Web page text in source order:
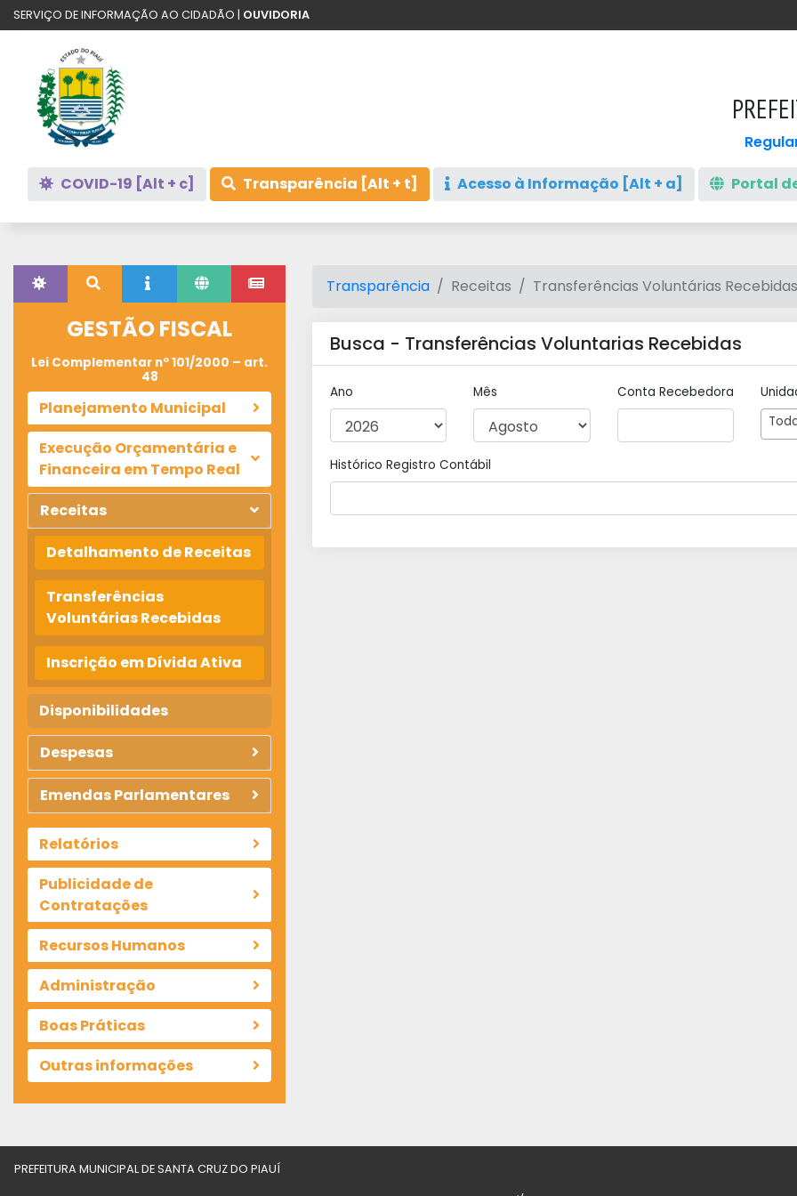
SERVIÇO DE INFORMAÇÃO AO CIDADÃO | OUVIDORIA
COVID-19 [Alt + c] Transparência [Alt + t] Acesso à Informação [Alt + a] Portal
GESTÃO FISCAL
Lei Complementar nº 101/2000 – art.
48
Planejamento Municipal
Execução Orçamentária e
Financeira em Tempo Real
Receitas
Detalhamento de Receitas
Transferências
Voluntárias Recebidas
Inscrição em Dívida Ativa
Disponibilidades
Despesas
Emendas Parlamentares
Relatórios
Publicidade de
Contratações
Recursos Humanos
Administração
Boas Práticas
Outras informações
Transparência Receitas Transferências Voluntárias Recebidas
Busca - Transferências Voluntarias Recebidas
Ano Mês Conta Recebedora
Histórico Registro Contábil
PREFEITURA MUNICIPAL DE SANTA CRUZ DO PIAUÍ